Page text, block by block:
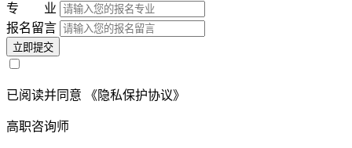
专 业
报名留言
立即提交
已阅读并同意 《隐私保护协议》
高职咨询师